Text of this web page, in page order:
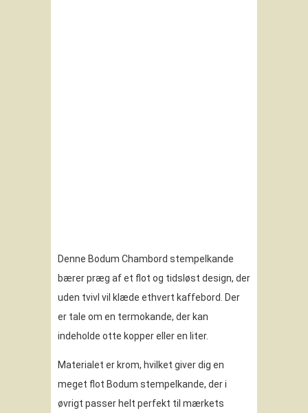
Denne Bodum Chambord stempelkande
bærer præg af et flot og tidsløst design, der
uden tvivl vil klæde ethvert kaffebord. Der
er tale om en termokande, der kan
indeholde otte kopper eller en liter.
Materialet er krom, hvilket giver dig en
meget flot Bodum stempelkande, der i
øvrigt passer helt perfekt til mærkets